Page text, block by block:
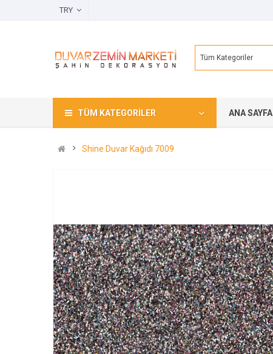
Tüm Kategoriler
TÜM KATEGORILER ANA SAYFA
Shine Duvar Kağıdı 7009